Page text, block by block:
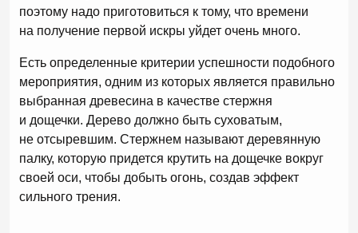
поэтому надо приготовиться к тому, что времени
на получение первой искры уйдет очень много.
Есть определенные критерии успешности подобного
мероприятия, одним из которых является правильно
выбранная древесина в качестве стержня
и дощечки. Дерево должно быть суховатым,
не отсыревшим. Стержнем называют деревянную
палку, которую придется крутить на дощечке вокруг
своей оси, чтобы добыть огонь, создав эффект
сильного трения.